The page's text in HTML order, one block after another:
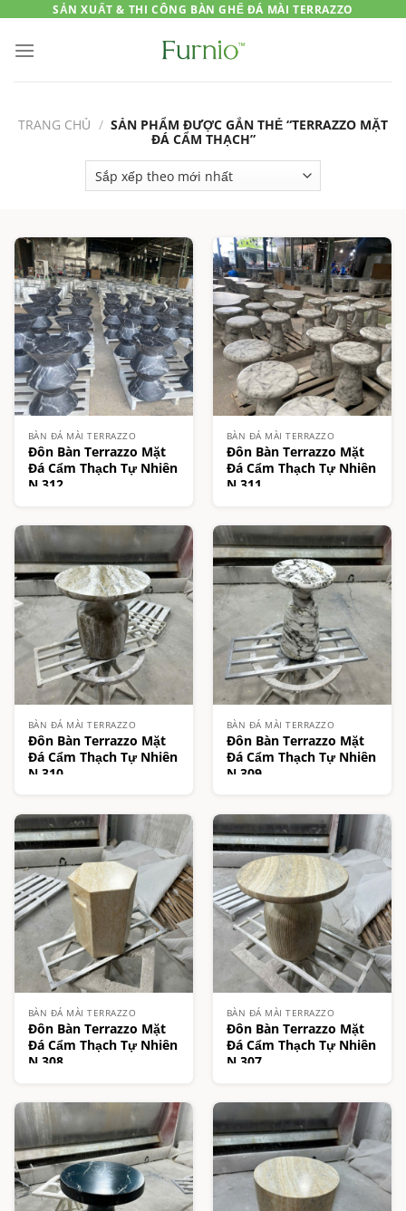
content
SẢN XUẤT & THI CÔNG BÀN GHẾ ĐÁ MÀI TERRAZZO
TRANG CHỦ / SẢN PHẨM ĐƯỢC GẮN THẺ “TERRAZZO MẶT
ĐÁ CẨM THẠCH”
BÀN ĐÁ MÀI TERRAZZO
Đôn Bàn Terrazzo Mặt
Đá Cẩm Thạch Tự Nhiên
N.312
BÀN ĐÁ MÀI TERRAZZO
Đôn Bàn Terrazzo Mặt
Đá Cẩm Thạch Tự Nhiên
N.311
BÀN ĐÁ MÀI TERRAZZO
Đôn Bàn Terrazzo Mặt
Đá Cẩm Thạch Tự Nhiên
N.310
BÀN ĐÁ MÀI TERRAZZO
Đôn Bàn Terrazzo Mặt
Đá Cẩm Thạch Tự Nhiên
N.309
BÀN ĐÁ MÀI TERRAZZO
Đôn Bàn Terrazzo Mặt
Đá Cẩm Thạch Tự Nhiên
N.308
BÀN ĐÁ MÀI TERRAZZO
Đôn Bàn Terrazzo Mặt
Đá Cẩm Thạch Tự Nhiên
N.307